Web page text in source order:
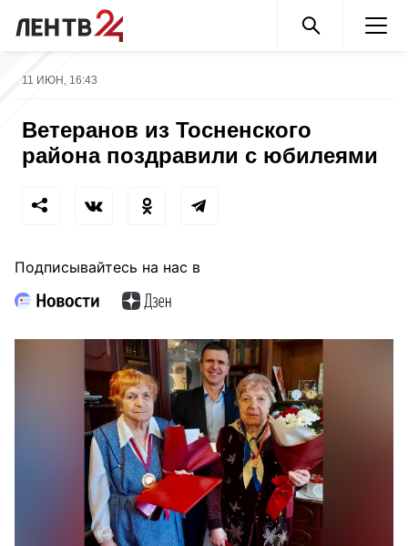
11 ИЮН, 16:43
Ветеранов из Тосненского
района поздравили с юбилеями
Подписывайтесь на нас в